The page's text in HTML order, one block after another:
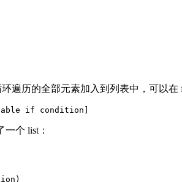
遍历的全部元素加入到列表中，可以
个 list：